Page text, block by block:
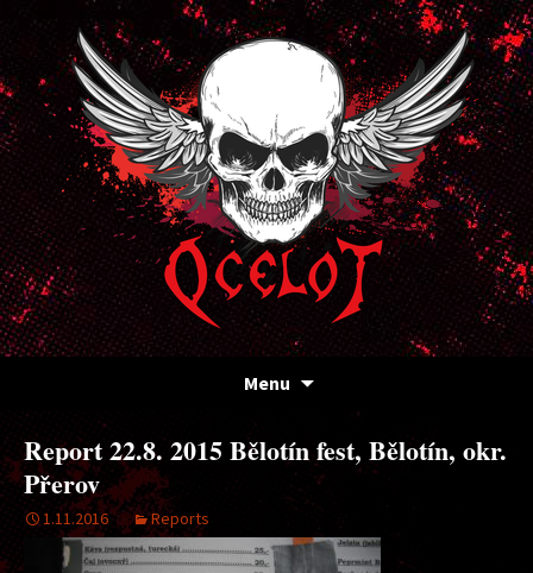
Menu
webu
Report 22.8. 2015 Bělotín fest, Bělotín, okr.
Přerov
1.11.2016 Reports